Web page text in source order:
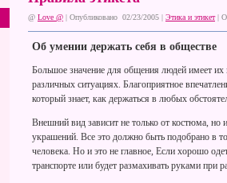
@ Love @ | Опубликовано 02/23/2005 | Этика и этикет|
Об умении держать себя в обществе
Большое значение для общения людей имеет
различных ситуациях. Благоприятное
который знает, как держаться в любых
Внешний вид зависит не только от костюма, но
украшений. Все это должно быть подобрано в
человека. Но и это не главное, Если хорошо
транспорте или будет размахивать руками при